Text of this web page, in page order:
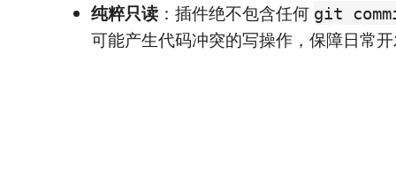
纯粹只读 ：插件绝不包含任何 git
可能产生代码冲突的写操作，保障日常